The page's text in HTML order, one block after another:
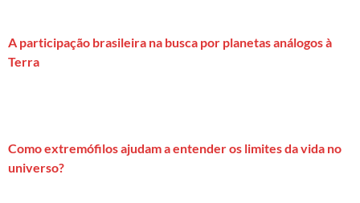
A participação brasileira na busca por planetas análogos à
Terra
Como extremófilos ajudam a entender os limites da vida no
universo?